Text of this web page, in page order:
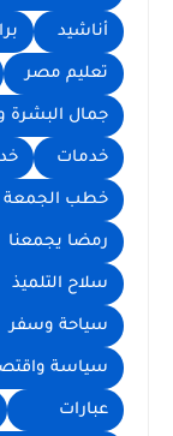
أناشيد
تعليم مصر
جمال البشرة
خدمات
خطب الجمعة
رمضا يجمعنا
سلاح التلميذ
سياحة وسفر
سياسة
عبارات